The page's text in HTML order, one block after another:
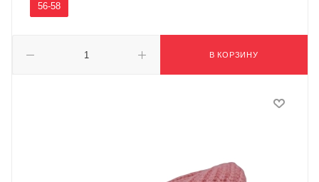
В КОРЗИНУ
56-58